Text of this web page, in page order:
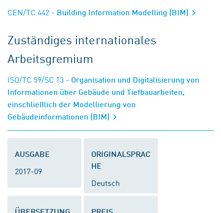
CEN/TC 442 - Building Information Modelling (BIM)
Zuständiges internationales
Arbeitsgremium
ISO/TC 59/SC 13 - Organisation und Digitalisierung von
Informationen über Gebäude und Tiefbauarbeiten,
einschließlich der Modellierung von
Gebäudeinformationen (BIM)
AUSGABE
2017-09
ORIGINALSPRAC
HE
Deutsch